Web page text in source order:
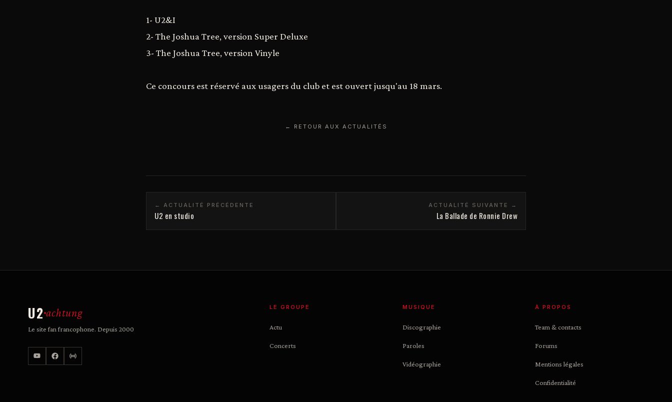
1- U2&I
2- The Joshua Tree, version Super Deluxe
3- The Joshua Tree, version Vinyle
Ce concours est réservé aux usagers du club et est ouvert jusqu'au 18 mars.
← RETOUR AUX ACTUALITÉS
← ACTUALITÉ PRÉCÉDENTE
U2 en studio
ACTUALITÉ SUIVANTE →
La Ballade de Ronnie Drew
U2 achtung
Le site fan francophone. Depuis 2000
LE GROUPE
Actu
Concerts
MUSIQUE
Discographie
Paroles
Vidéographie
À PROPOS
Team & contacts
Forums
Mentions légales
Confidentialité